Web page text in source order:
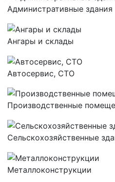
Административные здания
Ангары и склады
Автосервис, СТО
Производственные
Сельскохозяйственные
Металлоконструкции